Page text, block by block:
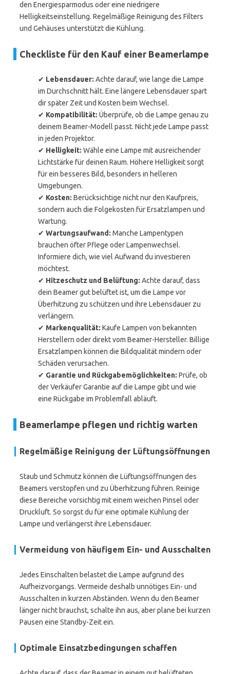
den Energiesparmodus oder eine niedrigere
Helligkeitseinstellung. Regelmäßige Reinigung des Filters
und Gehäuses unterstützt die Kühlung.
Checkliste für den Kauf einer Beamerlampe
✔ Lebensdauer: Achte darauf, wie lange die Lampe
im Durchschnitt hält. Eine längere Lebensdauer spart
dir später Zeit und Kosten beim Wechsel.
✔ Kompatibilität: Überprüfe, ob die Lampe genau zu
deinem Beamer-Modell passt. Nicht jede Lampe passt
in jeden Projektor.
✔ Helligkeit: Wähle eine Lampe mit ausreichender
Lichtstärke für deinen Raum. Höhere Helligkeit sorgt
für ein besseres Bild, besonders in helleren
Umgebungen.
✔ Kosten: Berücksichtige nicht nur den Kaufpreis,
sondern auch die Folgekosten für Ersatzlampen und
Wartung.
✔ Wartungsaufwand: Manche Lampentypen
brauchen öfter Pflege oder Lampenwechsel.
Informiere dich, wie viel Aufwand du investieren
möchtest.
✔ Hitzeschutz und Belüftung: Achte darauf, dass
dein Beamer gut belüftet ist, um die Lampe vor
Überhitzung zu schützen und ihre Lebensdauer zu
verlängern.
✔ Markenqualität: Kaufe Lampen von bekannten
Herstellern oder direkt vom Beamer-Hersteller. Billige
Ersatzlampen können die Bildqualität mindern oder
Schäden verursachen.
✔ Garantie und Rückgabemöglichkeiten: Prüfe, ob
der Verkäufer Garantie auf die Lampe gibt und wie
eine Rückgabe im Problemfall abläuft.
Beamerlampe pflegen und richtig warten
Regelmäßige Reinigung der Lüftungsöffnungen
Staub und Schmutz können die Lüftungsöffnungen des
Beamers verstopfen und zu Überhitzung führen. Reinige
diese Bereiche vorsichtig mit einem weichen Pinsel oder
Druckluft. So sorgst du für eine optimale Kühlung der
Lampe und verlängerst ihre Lebensdauer.
Vermeidung von häufigem Ein- und Ausschalten
Jedes Einschalten belastet die Lampe aufgrund des
Aufheizvorgangs. Vermeide deshalb unnötiges Ein- und
Ausschalten in kurzen Abständen. Wenn du den Beamer
länger nicht brauchst, schalte ihn aus, aber plane bei kurzen
Pausen eine Standby-Zeit ein.
Optimale Einsatzbedingungen schaffen